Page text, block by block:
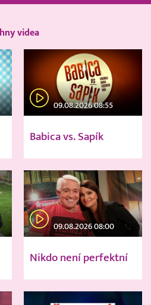
videa
09.08.2026 08:55
Babica vs. Sapík
09.08.2026 08:00
Nikdo není perfektní